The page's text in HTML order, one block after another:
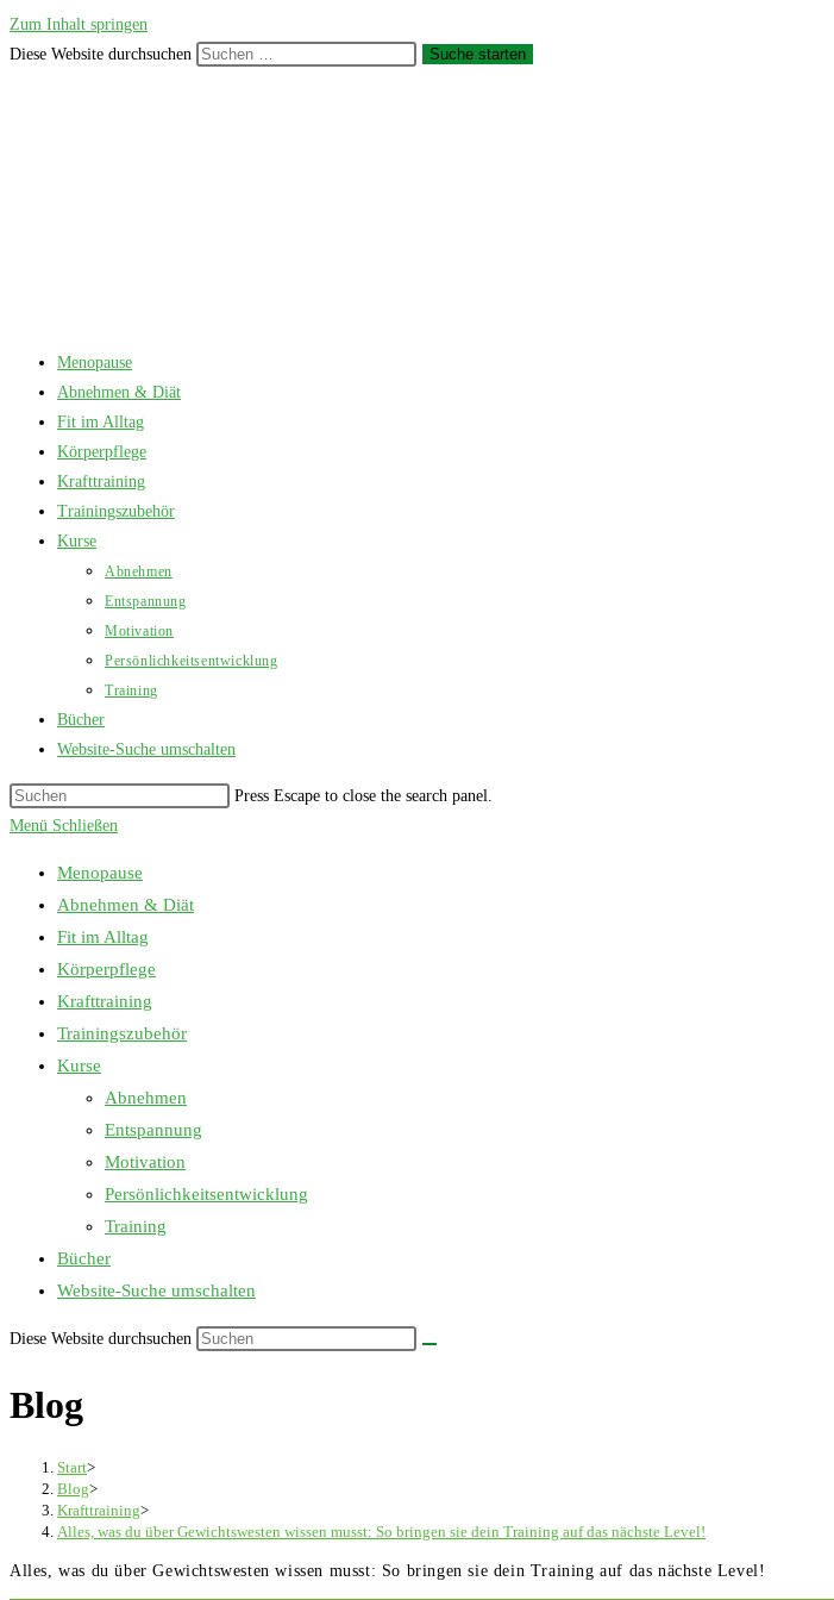
Zum Inhalt springen
Diese Website durchsuchen
Suche starten
Menopause
Abnehmen & Diät
Fit im Alltag
Körperpflege
Krafttraining
Trainingszubehör
Kurse
Abnehmen
Entspannung
Motivation
Persönlichkeitsentwicklung
Training
Bücher
Website-Suche umschalten
Press Escape to close the search panel.
Menü Schließen
Menopause
Abnehmen & Diät
Fit im Alltag
Körperpflege
Krafttraining
Trainingszubehör
Kurse
Abnehmen
Entspannung
Motivation
Persönlichkeitsentwicklung
Training
Bücher
Website-Suche umschalten
Diese Website durchsuchen
Blog
Start>
Blog>
Krafttraining>
Alles, was du über Gewichtswesten wissen musst: So bringen sie dein Training auf das nächste Level!
Alles, was du über Gewichtswesten wissen musst: So bringen sie dein Training auf das nächste Level!